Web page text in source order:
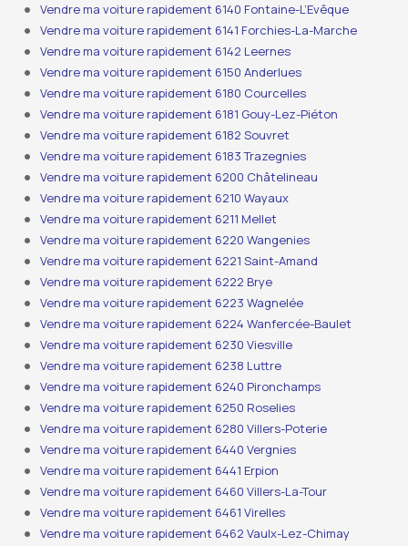
Vendre ma voiture rapidement 6140 Fontaine-L’Evêque
Vendre ma voiture rapidement 6141 Forchies-La-Marche
Vendre ma voiture rapidement 6142 Leernes
Vendre ma voiture rapidement 6150 Anderlues
Vendre ma voiture rapidement 6180 Courcelles
Vendre ma voiture rapidement 6181 Gouy-Lez-Piéton
Vendre ma voiture rapidement 6182 Souvret
Vendre ma voiture rapidement 6183 Trazegnies
Vendre ma voiture rapidement 6200 Châtelineau
Vendre ma voiture rapidement 6210 Wayaux
Vendre ma voiture rapidement 6211 Mellet
Vendre ma voiture rapidement 6220 Wangenies
Vendre ma voiture rapidement 6221 Saint-Amand
Vendre ma voiture rapidement 6222 Brye
Vendre ma voiture rapidement 6223 Wagnelée
Vendre ma voiture rapidement 6224 Wanfercée-Baulet
Vendre ma voiture rapidement 6230 Viesville
Vendre ma voiture rapidement 6238 Luttre
Vendre ma voiture rapidement 6240 Pironchamps
Vendre ma voiture rapidement 6250 Roselies
Vendre ma voiture rapidement 6280 Villers-Poterie
Vendre ma voiture rapidement 6440 Vergnies
Vendre ma voiture rapidement 6441 Erpion
Vendre ma voiture rapidement 6460 Villers-La-Tour
Vendre ma voiture rapidement 6461 Virelles
Vendre ma voiture rapidement 6462 Vaulx-Lez-Chimay